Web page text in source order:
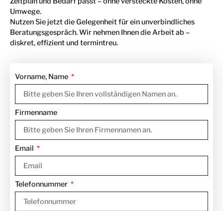
Umwege.
Nutzen Sie jetzt die Gelegenheit für ein unverbindliches
Beratungsgespräch. Wir nehmen Ihnen die Arbeit ab –
diskret, effizient und termintreu.
Vorname, Name
Firmenname
Email
Telefonnummer